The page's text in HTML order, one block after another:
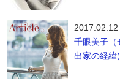
2017.02.12
千眼美子（
出家の経緯